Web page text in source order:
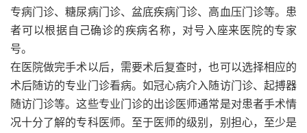
专病门诊、糖尿病门诊、盆底疾病门诊、高血压门诊等。患
者可以根据自己确诊的疾病名称，对号入座来医院的专家
号。
在医院做完手术以后，需要术后复查时，也可以选择相应的
术后随访的专业门诊看病。如冠心病介入随访门诊、起搏器
随访门诊等。这些专业门诊的出诊医师通常是对患者手术情
况十分了解的专科医师。至于医师的级别，别担心，至少是